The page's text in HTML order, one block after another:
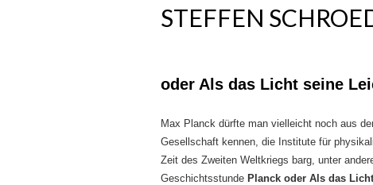
STEFFEN
oder Als das Licht seine
Max Planck dürfte man vielleicht noch aus
Gesellschaft kennen, die Institute für
Zeit des Zweiten Weltkriegs barg, unter
Geschichtsstunde Planck oder Als das